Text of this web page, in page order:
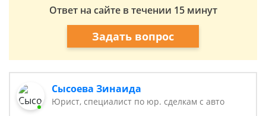
Ответ на сайте в течении 15 минут
Задать вопрос
Сысоева Зинаида
Юрист, специалист по юр. сделкам с авто